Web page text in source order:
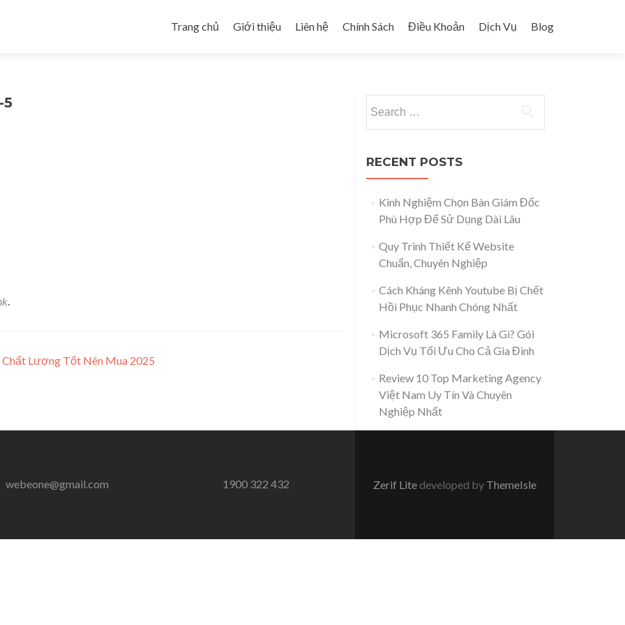
Trang chủ
Giới thiệu Liên hệ Chính Sách Điều Khoản Dịch Vụ Blog
.
Lượng Tốt Nên Mua 2025
RECENT POSTS
Kinh Nghiệm Chọn Bàn Giám Đốc
Phù Hợp Để Sử Dụng Dài Lâu
Quy Trình Thiết Kế Website
Chuẩn, Chuyên Nghiệp
Cách Kháng Kênh Youtube Bị Chết
Hồi Phục Nhanh Chóng Nhất
Microsoft 365 Family Là Gì? Gói
Dịch Vụ Tối Ưu Cho Cả Gia Đình
Review 10 Top Marketing Agency
Việt Nam Uy Tín Và Chuyên
Nghiệp Nhất
webeone@gmail.com 1900 322 432 Zerif Lite developed by ThemeIsle